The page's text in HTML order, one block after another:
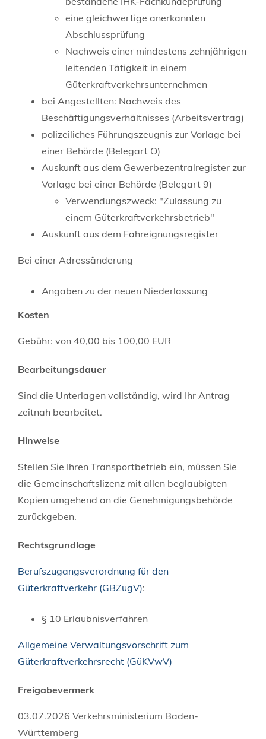
eine gleichwertige anerkannten
Abschlussprüfung
Nachweis einer mindestens zehnjährigen
leitenden Tätigkeit in einem
Güterkraftverkehrsunternehmen
bei Angestellten: Nachweis des
Beschäftigungsverhältnisses (Arbeitsvertrag)
polizeiliches Führungszeugnis zur Vorlage bei
einer Behörde (Belegart O)
Auskunft aus dem Gewerbezentralregister zur
Vorlage bei einer Behörde (Belegart 9)
Verwendungszweck: "Zulassung zu
einem Güterkraftverkehrsbetrieb"
Auskunft aus dem Fahreignungsregister
Bei einer Adressänderung
Angaben zu der neuen Niederlassung
Kosten
Gebühr: von 40,00 bis 100,00 EUR
Bearbeitungsdauer
Sind die Unterlagen vollständig, wird Ihr Antrag
zeitnah bearbeitet.
Hinweise
Stellen Sie Ihren Transportbetrieb ein, müssen Sie
die Gemeinschaftslizenz mit allen beglaubigten
Kopien umgehend an die Genehmigungsbehörde
zurückgeben.
Rechtsgrundlage
Berufszugangsverordnung für den
Güterkraftverkehr (GBZugV):
§ 10 Erlaubnisverfahren
Allgemeine Verwaltungsvorschrift zum
Güterkraftverkehrsrecht (GüKVwV)
Freigabevermerk
03.07.2026 Verkehrsministerium Baden-
Württemberg